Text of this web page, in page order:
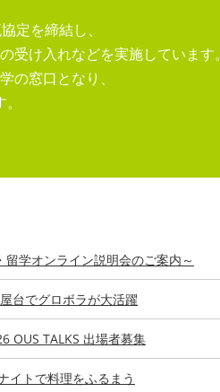
定を締結し、
け入れなどを実施しています。
の窓口となり、
留学オンライン説明会のご案内～
台でグロボラが大活躍
OUS TALKS 出場者募集
イトで料理をふるまう